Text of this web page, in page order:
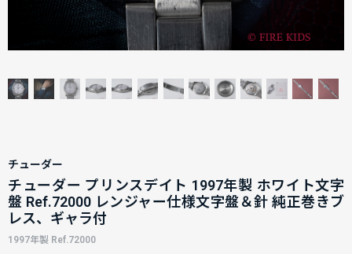
チューダー
チューダー プリンスデイト 1997年製 ホワイト文字
盤 Ref.72000 レンジャー仕様文字盤＆針 純正巻きブ
レス、ギャラ付
1997年製 Ref.72000